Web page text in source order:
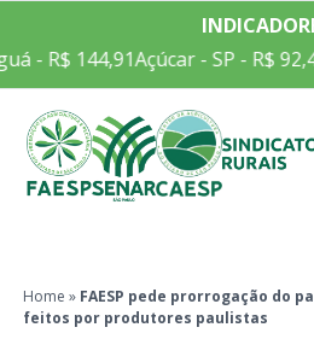
- R$ 144,91Açúcar - SP - R$ 92,47
Home » FAESP pede prorrogação do
feitos por produtores paulistas